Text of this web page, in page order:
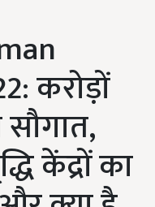
करोड़ों
केंद्रों का